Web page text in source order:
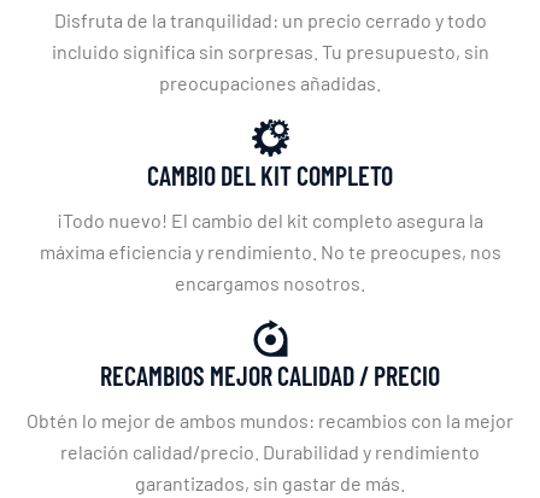
Disfruta de la tranquilidad: un precio cerrado y todo
incluido significa sin sorpresas. Tu presupuesto, sin
preocupaciones añadidas.
CAMBIO DEL KIT COMPLETO
¡Todo nuevo! El cambio del kit completo asegura la
máxima eficiencia y rendimiento. No te preocupes, nos
encargamos nosotros.
RECAMBIOS MEJOR CALIDAD / PRECIO
Obtén lo mejor de ambos mundos: recambios con la mejor
relación calidad/precio. Durabilidad y rendimiento
garantizados, sin gastar de más.